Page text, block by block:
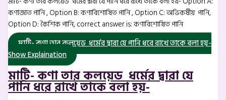
কণাজাত পানি , Option B: কণাবিশোষিত পানি , Option C: অভিকর্ষীয় পানি,
Option D: কৈশিক পানি, correct answer is: কণাবিশোষিত পানি
মাটি- কণা তার কলয়েড ধর্মের দ্বারা যে পানি ধরে রাখে তাকে বলা হয়-
Show Explaination
মাটি- কণা তার কলয়েড ধর্মের দ্বারা যে
পানি ধরে রাখে তাকে বলা হয়-